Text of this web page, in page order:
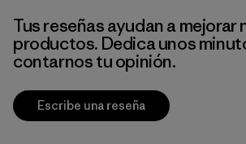
Tus reseñas ayudan a mejorar
productos. Dedica unos
contarnos tu opinión.
Escribe una reseña